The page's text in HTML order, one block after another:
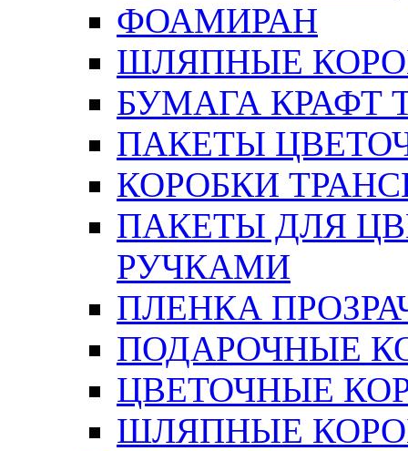
ФОАМИРАН
ШЛЯПНЫЕ
БУМАГА КРАФТ
ПАКЕТЫ
КОРОБКИ
ПАКЕТЫ ДЛЯ
РУЧКАМИ
ПЛЕНКА
ПОДАРОЧНЫЕ
ЦВЕТОЧНЫЕ
ШЛЯПНЫЕ